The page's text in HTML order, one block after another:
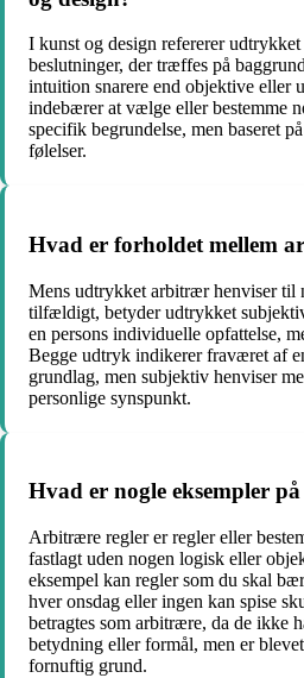
I kunst og design refererer
beslutninger, der træffes på
intuition snarere end objektive eller
indebærer at vælge eller bestemme
specifik begrundelse, men baseret
følelser.
Hvad er forholdet mellem
Mens udtrykket arbitrær henviser til
tilfældigt, betyder udtrykket
en persons individuelle opfattelse,
Begge udtryk indikerer fraværet af
grundlag, men subjektiv henviser
personlige synspunkt.
Hvad er nogle eksempler
Arbitrære regler er regler eller
fastlagt uden nogen logisk eller
eksempel kan regler som du skal
hver onsdag eller ingen kan spise
betragtes som arbitrære, da de ikke
betydning eller formål, men er
fornuftig grund.